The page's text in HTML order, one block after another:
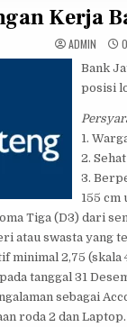
Kerja
ADMIN
Bank
posisi
1.
2.
3.
155 cm
Tiga (D3) dari
atau swasta yang
minimal 2,75 (skala
tanggal 31
sebagai
roda 2 dan Laptop.